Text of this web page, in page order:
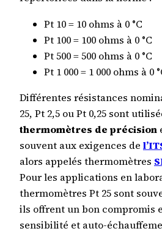
Pt 10 = 10 ohms à 0 °C
Pt 100 = 100 ohms à 0 °C
Pt 500 = 500 ohms à 0 °C
Pt 1 000 = 1 000 ohms à 0
Différentes résistances
25, Pt 2,5 ou Pt 0,25 sont
thermomètres de précision
souvent aux exigences de
alors appelés thermomètres
Pour les applications en
thermomètres Pt 25 sont
ils offrent un bon compromis
sensibilité et auto-